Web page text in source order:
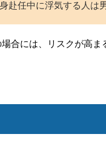
赴任中に浮気する人は
合には、リスクが高ま